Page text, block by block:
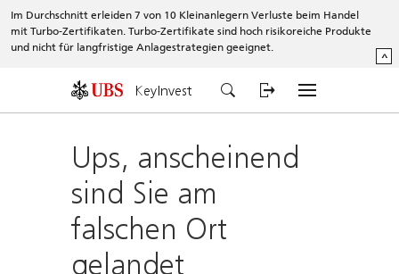
Im Durchschnitt erleiden 7 von 10 Kleinanlegern Verluste beim Handel
mit Turbo-Zertifikaten. Turbo-Zertifikate sind hoch risikoreiche Produkte
und nicht für langfristige Anlagestrategien geeignet.
^
KeyInvest
Ups, anscheinend
sind Sie am
falschen Ort
gelandet